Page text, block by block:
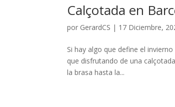
Calçotada en
por GerardCS | 17 Diciembre,
Si hay algo que define el
que disfrutando de una
la brasa hasta la...